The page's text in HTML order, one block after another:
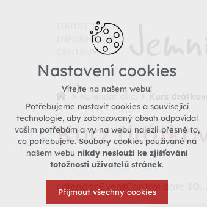
TURISTICKÉ
INFORMAČNÍ
CENTRUM
Kurz
Kurz
calendar.EventControl.date
Nastavení cookies
Vítejte na našem webu!
Potřebujeme nastavit cookies a související
technologie, aby zobrazovaný obsah odpovídal
vašim potřebám a vy na webu nalezli přesně to,
co potřebujete. Soubory cookies používané na
našem webu nikdy neslouží ke zjišťování
totožnosti uživatelů stránek.
Přijmout všechny cookies